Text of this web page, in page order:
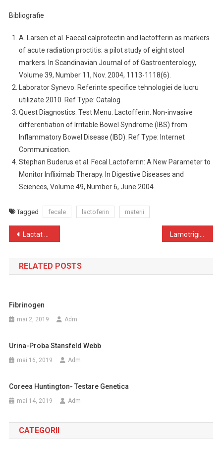
Bibliografie
A. Larsen et al. Faecal calprotectin and lactofferin as markers
of acute radiation proctitis: a pilot study of eight stool
markers. In Scandinavian Journal of of Gastroenterology,
Volume 39, Number 11, Nov. 2004, 1113-1118(6).
Laborator Synevo. Referinte specifice tehnologiei de lucru
utilizate 2010. Ref Type: Catalog.
Quest Diagnostics. Test Menu. Lactofferin. Non-invasive
differentiation of Irritable Bowel Syndrome (IBS) from
Inflammatory Bowel Disease (IBD). Ref Type: Internet
Communication.
Stephan Buderus et al. Fecal Lactoferrin: A New Parameter to
Monitor Infliximab Therapy. In Digestive Diseases and
Sciences, Volume 49, Number 6, June 2004.
Tagged fecale lactoferin materii
Navigare
în
articole
Lactat dehidrogeneza (LDH) – izoenzime
RELATED POSTS
Fibrinogen
mai 2, 2019 Adm
Urina-Proba Stansfeld Webb
mai 16, 2019 Adm
Coreea Huntington- Testare Genetica
mai 14, 2019 Adm
CATEGORII